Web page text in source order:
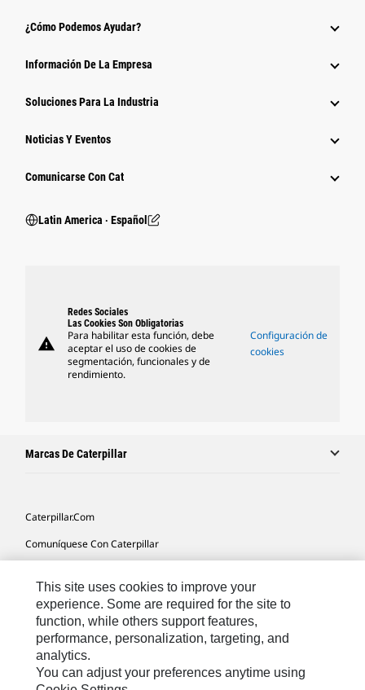
¿Cómo Podemos Ayudar?
Información De La Empresa
Soluciones Para La Industria
Noticias Y Eventos
Comunicarse Con Cat
Latin America ‧ Español
warning
Redes Sociales
Las Cookies Son Obligatorias
Para habilitar esta función, debe
aceptar el uso de cookies de
segmentación, funcionales y de
rendimiento.
Configuración de
cookies
Marcas De Caterpillar
Caterpillar.com
Comuníquese Con Caterpillar
Mapa Del Sitio
Cookie Settings
Avisos Legales
Privacidad
This site uses cookies to improve your
experience. Some are required for the site to
function, while others support features,
performance, personalization, targeting, and
analytics.
You can adjust your preferences anytime using